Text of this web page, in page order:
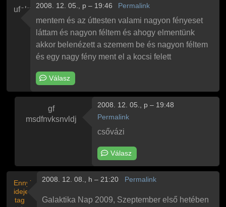
ufoka 2008. 12. 05., p – 19:46 Permalink
mentem és az úttesten valami nagyon fényeset
láttam és nagyon féltem és ahogy elmentünk
akkor belenézett a szemem be és nagyon féltem
és egy nagy fény ment el a kocsi felett
Válasz
gf
msdfnvksnvldj
üzenetére
2008. 12. 05., p – 19:48
Permalink
csővázi
Válasz
Ennyi
ideje
tag
2008. 12. 08., h – 21:20 Permalink
Galaktika Nap 2009, Szeptember első hetében